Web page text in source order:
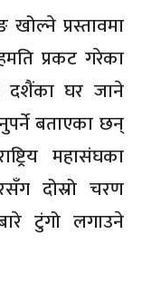
प्रस्तावमा
प्रकट गरेका
घर जाने
बताएका छन्
महासंघका
दोस्रो चरण
टुंगो लगाउने